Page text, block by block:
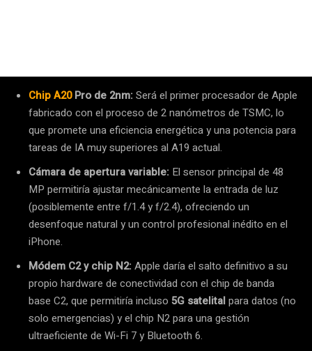
Chip A20Pro de 2nm:Será el primer procesador de Apple
fabricado con el proceso de 2 nanómetros de TSMC, lo
que promete una eficiencia energética y una potencia para
tareas de IA muy superiores al A19 actual.
Cámara de apertura variable: El sensor principal de 48
MP permitiría ajustar mecánicamente la entrada de luz
(posiblemente entre f/1.4 y f/2.4), ofreciendo un
desenfoque natural y un control profesional inédito en el
iPhone.
Módem C2 y chip N2:Apple daría el salto definitivo a su
propio hardware de conectividad con el chip de banda
base C2, que permitiría incluso 5G satelitalpara datos (no
solo emergencias) y el chip N2 para una gestión
ultraeficiente de Wi-Fi 7 y Bluetooth 6.